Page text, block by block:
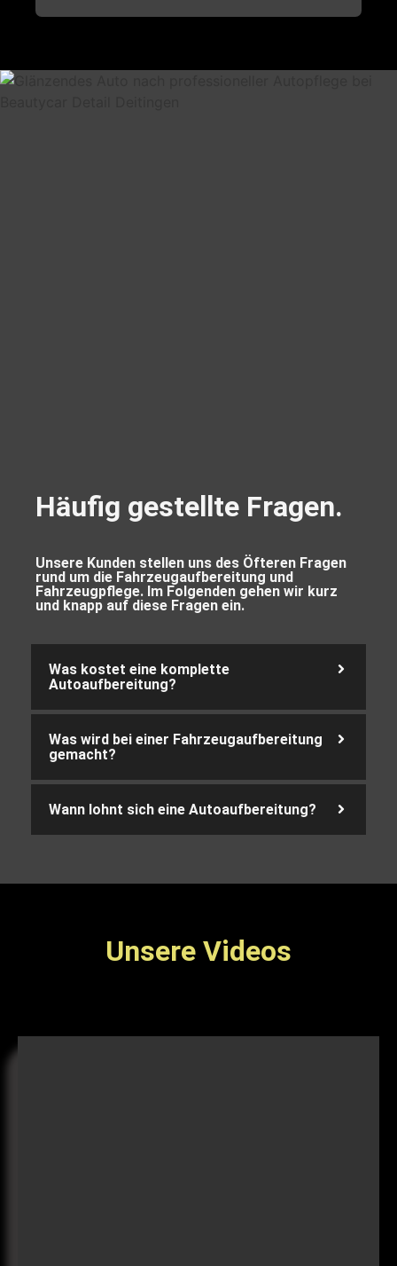
Häufig gestellte Fragen.
Unsere Kunden stellen uns des Öfteren Fragen
rund um die Fahrzeugaufbereitung und
Fahrzeugpflege. Im Folgenden gehen wir kurz
und knapp auf diese Fragen ein.
Was kostet eine komplette
Autoaufbereitung?
Was wird bei einer Fahrzeugaufbereitung
gemacht?
Wann lohnt sich eine Autoaufbereitung?
Unsere Videos